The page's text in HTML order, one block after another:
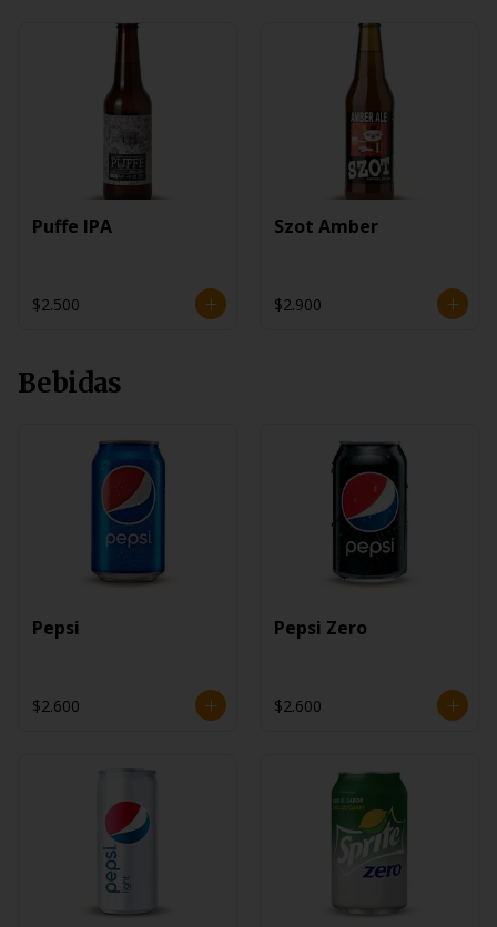
Puffe IPA
$2.500
Szot Amber
$2.900
Bebidas
Pepsi
$2.600
Pepsi Zero
$2.600